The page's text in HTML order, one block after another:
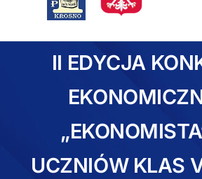
Strona główna Strona główna
II EDYCJA
UCZNIÓW KLAS